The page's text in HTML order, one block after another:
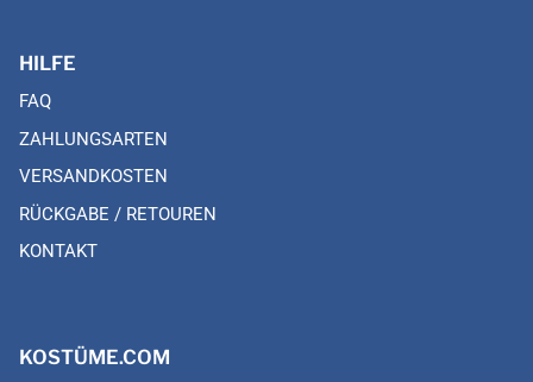
HILFE
FAQ
ZAHLUNGSARTEN
VERSANDKOSTEN
RÜCKGABE / RETOUREN
KONTAKT
KOSTÜME.COM